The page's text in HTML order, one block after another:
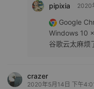
pipixia 2020
Google
Windows 10
谷歌云太麻烦
crazer
2020年5月14日 下午